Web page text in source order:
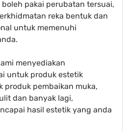
pakai perubatan tersuai,
reka bentuk dan
untuk memenuhi
menyediakan
untuk produk estetik
produk pembaikan muka,
dan banyak lagi,
hasil estetik yang anda